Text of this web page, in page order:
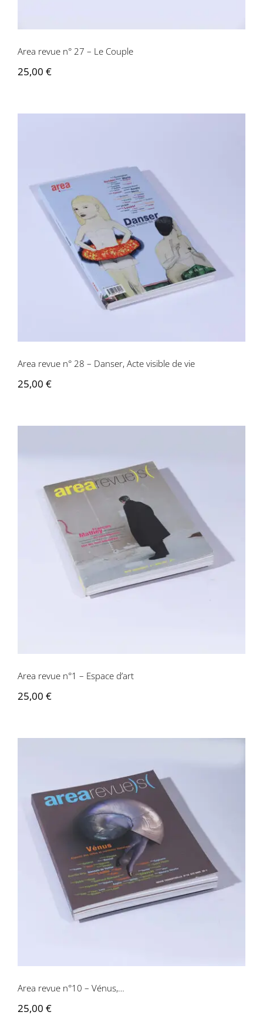
Area revue n° 27 – Le Couple
25,00 €
Area revue n° 28 – Danser, Acte visible
de vie
Area revue n° 28 – Danser, Acte visible de vie
25,00 €
Area revue n°1 – Espace d’art
Area revue n°1 – Espace d’art
25,00 €
Area revue n°10 – Vénus,…
Area revue n°10 – Vénus,…
25,00 €